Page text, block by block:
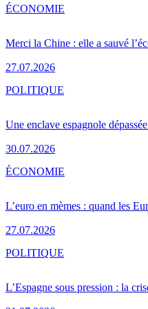
Merci la Chine : elle a sauvé
27.07.2026
ÉCONOMIE
Une enclave espagnole
30.07.2026
POLITIQUE
L’euro en mèmes : quand les
27.07.2026
ÉCONOMIE
L’Espagne sous pression : la
POLITIQUE